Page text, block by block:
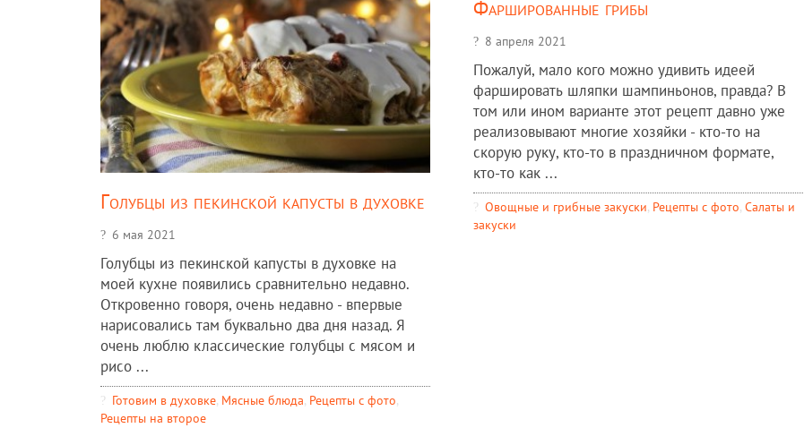
Голубцы из пекинской капусты в духовке
6 мая 2021
Голубцы из пекинской капусты в духовке на
моей кухне появились сравнительно недавно.
Откровенно говоря, очень недавно - впервые
нарисовались там буквально два дня назад. Я
очень люблю классические голубцы с мясом и
рисо ...
Готовим в духовке, Мясные блюда, Рецепты c фото,
Рецепты на второе
Фаршированные грибы
8 апреля 2021
Пожалуй, мало кого можно удивить идеей
фаршировать шляпки шампиньонов, правда? В
том или ином варианте этот рецепт давно уже
реализовывают многие хозяйки - кто-то на
скорую руку, кто-то в праздничном формате,
кто-то как ...
Овощные и грибные закуски, Рецепты c фото, Салаты и
закуски